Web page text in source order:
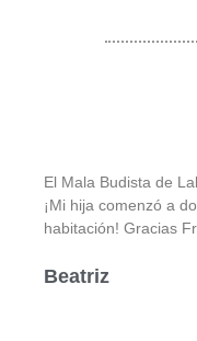
El Mala Budista de
¡Mi hija comenzó a
habitación! Gracias
Beatriz